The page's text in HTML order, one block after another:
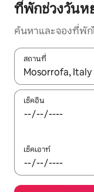
ที่พักช่วงวันห
ค้นหาและจองที่พัก
สถานที่
ใช้ลูกศรขึ้นลง หรือ
เช็คอิน
เช็คเอาท์